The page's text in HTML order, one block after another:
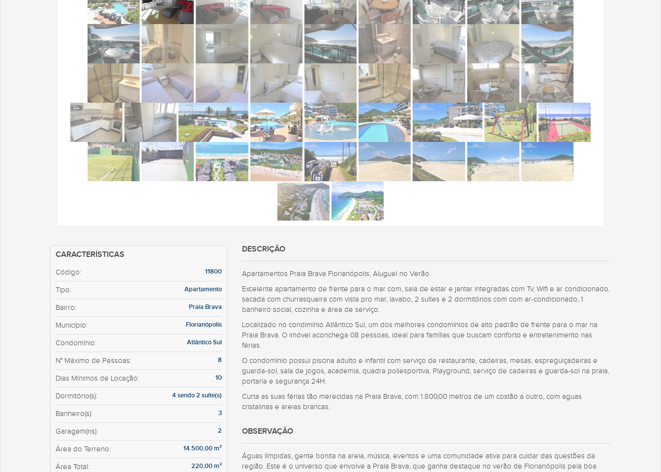
CARACTERÍSTICAS
Código: 11800
Tipo: Apartamento
Bairro: Praia Brava
Município: Florianópolis
Condomínio: Atlântico Sul
N° Máximo de Pessoas: 8
Dias Mínimos de Locação: 10
Dormitório(s): 4 sendo 2 suíte(s)
Banheiro(s): 3
Garagem(ns): 2
Área do Terreno: 14.500,00 m²
Área Total: 220,00 m²
DESCRIÇÃO
Apartamentos Praia Brava Florianópolis, Aluguel no Verão.
Excelente apartamento de frente para o mar com, sala de estar e jantar integradas com Tv, Wifi e ar condicionado,
sacada com churrasqueira com vista pro mar, lavabo, 2 suítes e 2 dormitórios com com ar-condicionado, 1
banheiro social, cozinha e área de serviço.
Localizado no condimínio Atlântico Sul, um dos melhores condomínios de alto padrão de frente para o mar na
Praia Brava. O imóvel aconchega 08 pessoas, ideal para famílias que buscam conforto e entretenimento nas
férias.
O condomínio possui piscina adulto e infantil com serviço de restaurante, cadeiras, mesas, espreguiçadeiras e
guarda-sol, sala de jogos, academia, quadra poliesportiva, Playground, serviço de cadeiras e guarda-sol na praia,
portaria e segurança 24H.
Curta as suas férias tão merecidas na Praia Brava, com 1.800,00 metros de um costão a outro, com aguas
cristalinas e areias brancas.
OBSERVAÇÃO
Águas límpidas, gente bonita na areia, música, eventos e uma comunidade ativa para cuidar das questões da
região. Este é o universo que envolve a Praia Brava, que ganha destaque no verão de Florianópolis pela boa